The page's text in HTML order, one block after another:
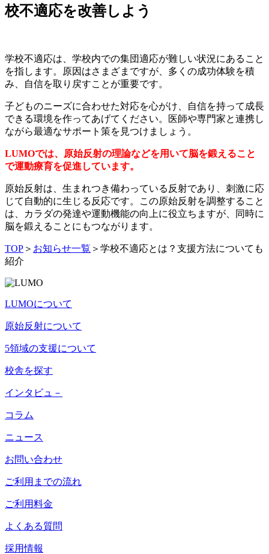
校不適応を改善しよう
学校不適応は、学校内での集団適応が難しい状況にあること
を指します。原因はさまざまですが、多くの成功体験を積
み、自信を取り戻すことが重要です。
子どものニーズに合わせた対応を心がけ、自信を持って成長
できる環境を作ってあげてください。医師や専門家と連携し
ながら最適なサポート策を見つけましょう。
LUMOでは、原始反射の理論などを用いて脳を鍛えること
で運動療育を促進しています。
原始反射は、生まれつき備わっている反射であり、刺激に応
じて自動的に生じる反応です。この原始反射を調整すること
は、カラダの発達や運動機能の向上に役立ちますが、同時に
脳を鍛えることにもつながります。
TOP ＞ お知らせ一覧 ＞ 学校不適応とは？支援方法についても
紹介
LUMOについて
原始反射について
5領域の支援について
校舎を探す
インタビュ－
コラム
ニュース
お問い合わせ
ご利用までの流れ
ご利用料金
よくある質問
採用情報